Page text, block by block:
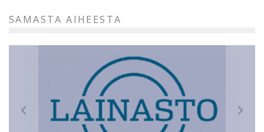
SAMASTA AIHEESTA